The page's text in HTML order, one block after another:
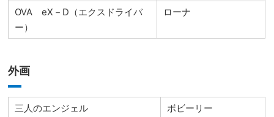
OVA eX－D（エクスドライバ
ー）
ローナ
外画
三人のエンジェル ボビーリー